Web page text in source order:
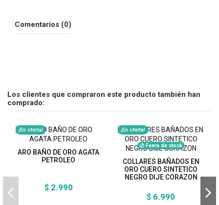
Comentarios (0)
Los clientes que compraron este producto también han
comprado:
¡En oferta!
ARO BAÑO DE ORO AGATA
PETROLEO
$ 2.990
¡En oferta!
Fuera de stock
COLLARES BAÑADOS EN
ORO CUERO SINTETICO
NEGRO DIJE CORAZON
$ 6.990